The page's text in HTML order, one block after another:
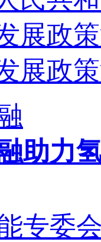
展政
展政
助力
专委